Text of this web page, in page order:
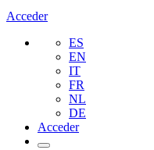
Acceder
ES
EN
IT
FR
NL
DE
Acceder